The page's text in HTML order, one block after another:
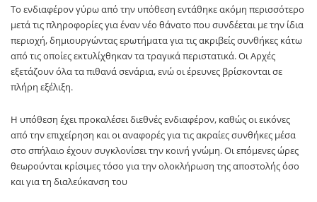
Το ενδιαφέρον γύρω από την υπόθεση εντάθηκε ακόμη περισσότερο
μετά τις πληροφορίες για έναν νέο θάνατο που συνδέεται με την ίδια
περιοχή, δημιουργώντας ερωτήματα για τις ακριβείς συνθήκες κάτω
από τις οποίες εκτυλίχθηκαν τα τραγικά περιστατικά. Οι Αρχές
εξετάζουν όλα τα πιθανά σενάρια, ενώ οι έρευνες βρίσκονται σε
πλήρη εξέλιξη.
Η υπόθεση έχει προκαλέσει διεθνές ενδιαφέρον, καθώς οι εικόνες
από την επιχείρηση και οι αναφορές για τις ακραίες συνθήκες μέσα
στο σπήλαιο έχουν συγκλονίσει την κοινή γνώμη. Οι επόμενες ώρες
θεωρούνται κρίσιμες τόσο για την ολοκλήρωση της αποστολής όσο
και για τη διαλεύκανση του